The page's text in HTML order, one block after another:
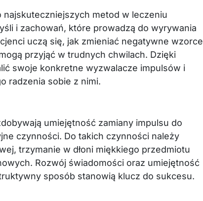
metod w leczeniu
i zachowań, które prowadzą do wyrywania
uczą się, jak zmieniać negatywne wzorce
przyjąć w trudnych chwilach. Dzięki
swoje konkretne wyzwalacze impulsów i
radzenia sobie z nimi.
umiejętność zamiany impulsu do
czynności. Do takich czynności należy
trzymanie w dłoni miękkiego przedmiotu
Rozwój świadomości oraz umiejętność
sposób stanowią klucz do sukcesu.